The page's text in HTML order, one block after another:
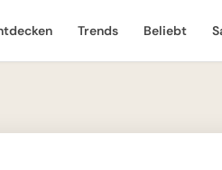
Trends Beliebt